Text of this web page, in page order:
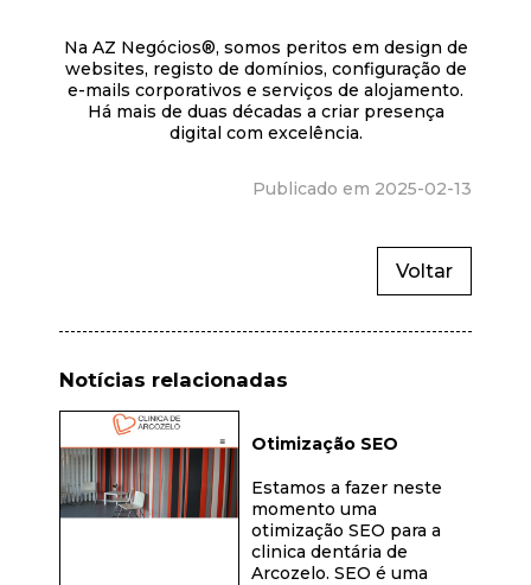
Na AZ Negócios®, somos peritos em design de
websites, registo de domínios, configuração de
e-mails corporativos e serviços de alojamento.
Há mais de duas décadas a criar presença
digital com excelência.
Publicado em 2025-02-13
Voltar
Notícias relacionadas
Otimização SEO
Estamos a fazer neste
momento uma
otimização SEO para a
clinica dentária de
Arcozelo. SEO é uma